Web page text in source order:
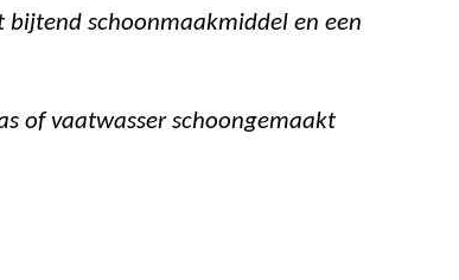
schoonmaakmiddel en een
of vaatwasser schoongemaakt